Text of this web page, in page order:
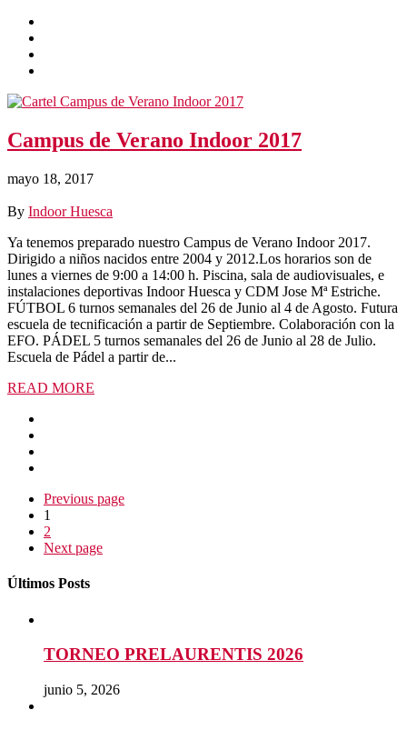
Campus de Verano Indoor 2017
mayo 18, 2017
By Indoor Huesca
Ya tenemos preparado nuestro Campus de Verano Indoor 2017.
Dirigido a niños nacidos entre 2004 y 2012.Los horarios son de
lunes a viernes de 9:00 a 14:00 h. Piscina, sala de audiovisuales, e
instalaciones deportivas Indoor Huesca y CDM Jose Mª Estriche.
FÚTBOL 6 turnos semanales del 26 de Junio al 4 de Agosto. Futura
escuela de tecnificación a partir de Septiembre. Colaboración con la
EFO. PÁDEL 5 turnos semanales del 26 de Junio al 28 de Julio.
Escuela de Pádel a partir de...
READ MORE
Previous page
1
2
Next page
Últimos Posts
TORNEO PRELAURENTIS 2026
junio 5, 2026